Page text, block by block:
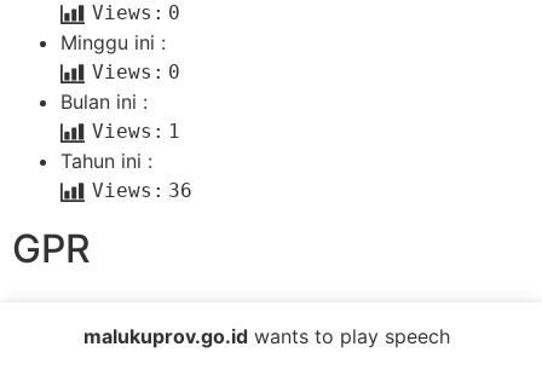
Views: 0
Minggu ini :
Views: 0
Bulan ini :
Views: 1
Tahun ini :
Views: 36
GPR
Copyright © 2023 -
malukuprov.go.idwants to play speech